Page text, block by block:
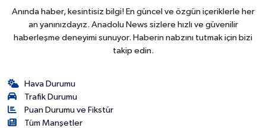
Anında haber, kesintisiz bilgi! En güncel ve özgün içeriklerle her
an yanınızdayız. Anadolu News sizlere hızlı ve güvenilir
haberleşme deneyimi sunuyor. Haberin nabzını tutmak için bizi
takip edin.
Hava Durumu
Trafik Durumu
Puan Durumu ve Fikstür
Tüm Manşetler